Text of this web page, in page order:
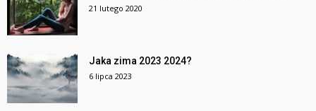
21 lutego 2020
Jaka zima 2023 2024?
6 lipca 2023